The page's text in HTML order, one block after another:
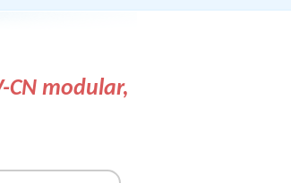
modular,